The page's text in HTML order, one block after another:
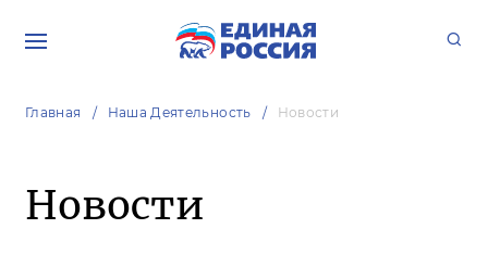
Главная Наша Деятельность Новости
Новости